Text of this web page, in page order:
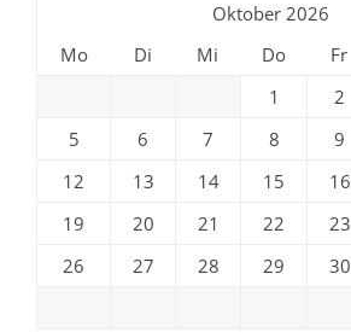
Oktober 2026
Mo
Di Mi Do Fr
1
2
5
6 7 8 9
12
13 14 15 16
19
20 21 22 23
26
27 28 29 30